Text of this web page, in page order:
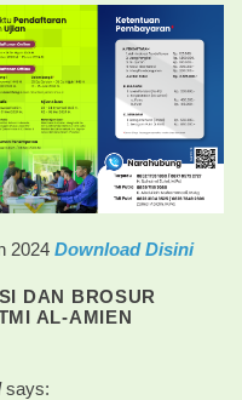
2024 Download Disini
DAN BROSUR
AL-AMIEN
says: